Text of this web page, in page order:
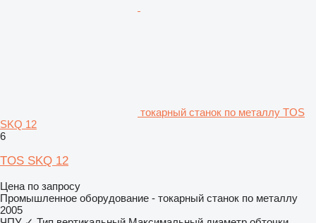
токарный станок по металлу TOS
SKQ 12
6
TOS SKQ 12
Цена по запросу
Промышленное оборудование - токарный станок по металлу
2005